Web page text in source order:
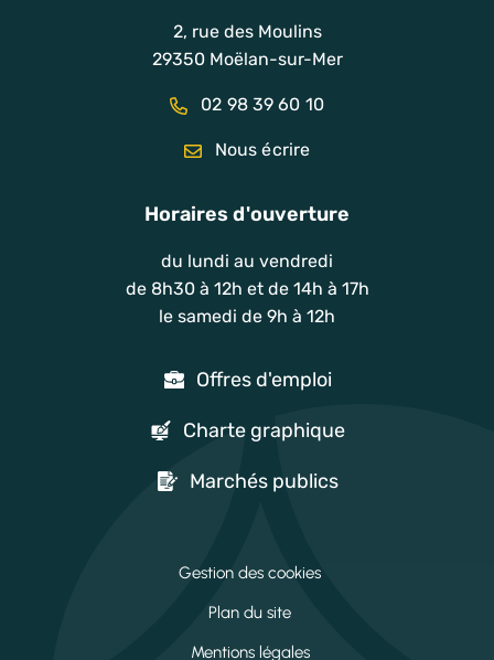
2, rue des Moulins
29350 Moëlan-sur-Mer
02 98 39 60 10
Nous écrire
Horaires d'ouverture
du lundi au vendredi
de 8h30 à 12h et de 14h à 17h
le samedi de 9h à 12h
Offres d'emploi
Charte graphique
Marchés publics
Gestion des cookies
Plan du site
Mentions légales